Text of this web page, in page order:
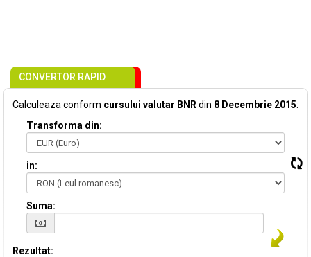
CONVERTOR RAPID
Calculeaza conform cursului valutar BNR din 8 Decembrie 2015:
Transforma din:
in:
Suma:
Rezultat: